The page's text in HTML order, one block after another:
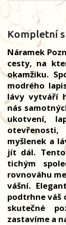
Kompletní
Náramek
cesty, na
okamžiku.
modrého
lávy vytváří
nás
ukotvení,
myšlenek a
jít dál.
tichým
rovnováhu
vášní.
podtrhne váš
skutečné
zastavíme a